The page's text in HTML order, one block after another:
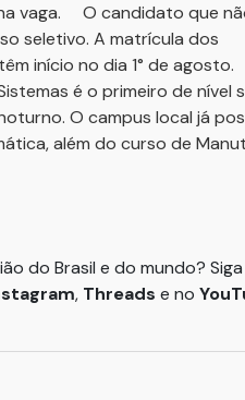
vaga. O candidato que
seletivo. A matrícula dos
início no dia 1° de
é o primeiro de nível
O campus local já
além do curso de
do Brasil e do mundo?
, Threads e no